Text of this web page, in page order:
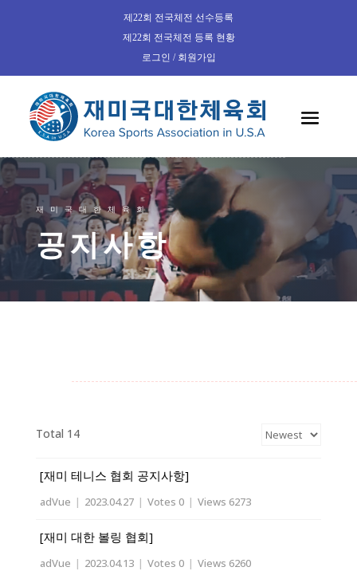
제22회 전국체전 선수등록
제22회 전국체전 등록 현황
로그인 / 회원가입
재미국대한체육회
공지사항
Total 14
[재미 테니스 협회 공지사항]
adVue | 2023.04.27 | Votes 0 | Views 6273
[재미 대한 볼링 협회]
adVue | 2023.04.13 | Votes 0 | Views 6260